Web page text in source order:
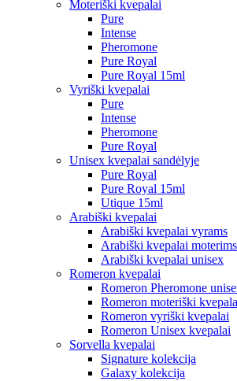
Moteriški kvepalai
Pure
Intense
Pheromone
Pure Royal
Pure Royal 15ml
Vyriški kvepalai
Pure
Intense
Pheromone
Pure Royal
Unisex kvepalai sandėlyje
Pure Royal
Pure Royal 15ml
Utique 15ml
Arabiški kvepalai
Arabiški kvepalai vyrams
Arabiški kvepalai moterims
Arabiški kvepalai unisex
Romeron kvepalai
Romeron Pheromone
Romeron moteriški
Romeron vyriški kvepalai
Romeron Unisex kvepalai
Sorvella kvepalai
Signature kolekcija
Galaxy kolekcija